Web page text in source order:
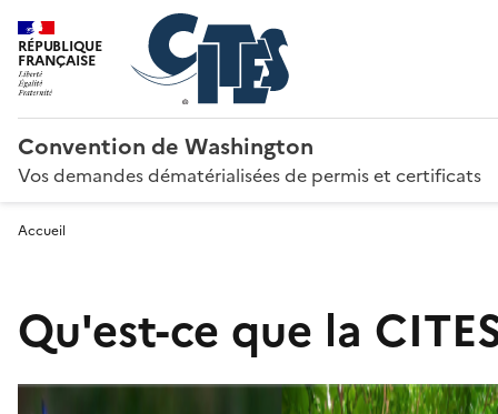
RÉPUBLIQUE
FRANÇAISE
Convention de Washington
Vos demandes dématérialisées de permis et certificats
Accueil
Qu'est-ce que la